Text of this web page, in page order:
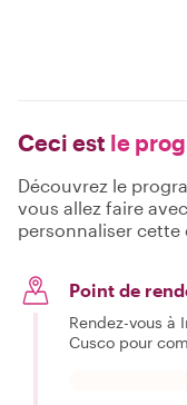
Ceci est le
Découvrez le
vous allez faire
personnaliser cette
Point de
Rendez-vous à
Cusco pour